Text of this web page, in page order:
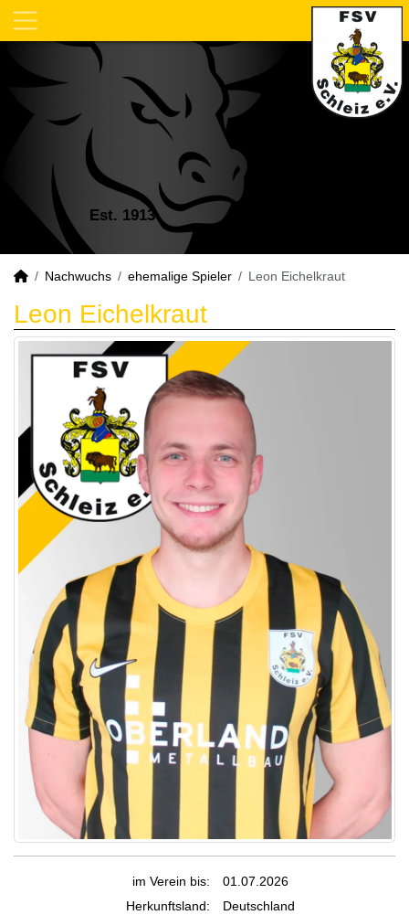
Est. 1913
Nachwuchs ehemalige Spieler Leon Eichelkraut
Leon Eichelkraut
im Verein bis:
01.07.2026
Herkunftsland:
Deutschland